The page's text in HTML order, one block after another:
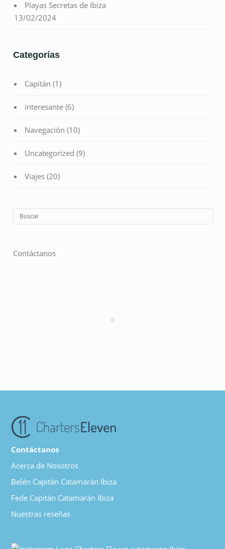
Playas Secretas de Ibiza
13/02/2024
Categorías
Capitán (1)
interesante (6)
Navegación (10)
Uncategorized (9)
Viajes (20)
Contáctanos
Contáctanos
Acerca de Nosotros
Belén Capitán Catamarán Ibiza
Fede Capitán Catamarán Ibiza
Nuestras reseñas